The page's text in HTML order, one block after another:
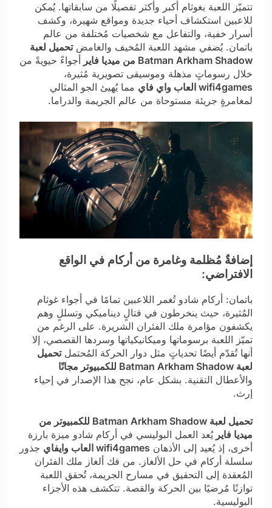
تتميّز اللعبة بغوثام أكبر وأكثر تفصيلًا من سابقاتها. يُمكن
للاعبين استكشاف أحياء جديدة ومواقع شهيرة، وكشف
أسرار خفية، والتفاعل مع شخصيات مُختلفة من عالم
باتمان. يُضفي مشهد اللعبة المُخيف والغامضتحميل لعبة
Batman Arkham Shadow من ميديا فاير
أجواءً حيويةً من
خلال رسوماتٍ مذهلة وموسيقى تصويرية مُثيرة،
wifi4games العاب واي فاي
مما يُهيئ الجو المثالي
لمغامرةٍ جريئة مستوحاة من عالم الجريمة والدراما.
إضافةٌ مُظلمة وغامرة من أركام في الواقع
الافتراضي:
باتمان: أركام شادو تُغمر اللاعبين تمامًا في أجواء غوثام
المُثيرة، حيث ينخرطون في قتالٍ ديناميكي وتسللٍ وهم
يكشفون مؤامرة ملك الفئران الشريرة. على الرغم من
تميّز اللعبة برسوماتها وميكانيكياتها وسردها القصصي، إلا
أنها تُقدّم أيضًا تحدياتٍ مثل دوار الحركة المُحتملتحميل
لعبة Batman Arkham Shadow للكمبيوتر مجانًا
والأعطال التقنية. بشكل عام، نجح هذا الإصدار في إحياء
إرث.
تحميل لعبة Batman Arkham Shadow للكمبيوتر من
ميديا فايريُعد العمل البوليسي في أركام شادو ميزة بارزة
أخرى، إذ يُعيد إلى الأذهان wifi4games العاب وايفاي
جذور
سلسلة أركام في حل الألغاز. من فك ألغاز ملك الفئران
المُعقدة إلى التحقيق في مسارح الجريمة، تُحقق اللعبة
توازنًا مُرضيًا بين الحركة والقصة. تتكشف هذه الأجزاء
البوليسية.